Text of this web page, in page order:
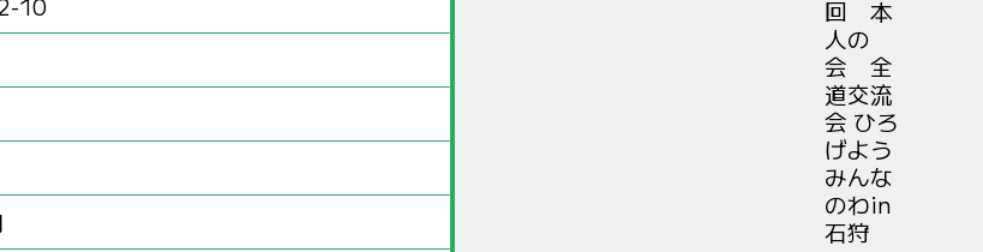
回 本
人の
会 全
道交流
会 ひろ
げよう
みんな
のわin
石狩